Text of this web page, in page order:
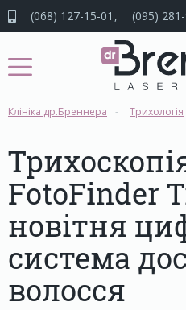
(068) 127-15-01 (095)
Клініка др.Бреннера Трихологія
FotoFinder
новітня
система
волосся